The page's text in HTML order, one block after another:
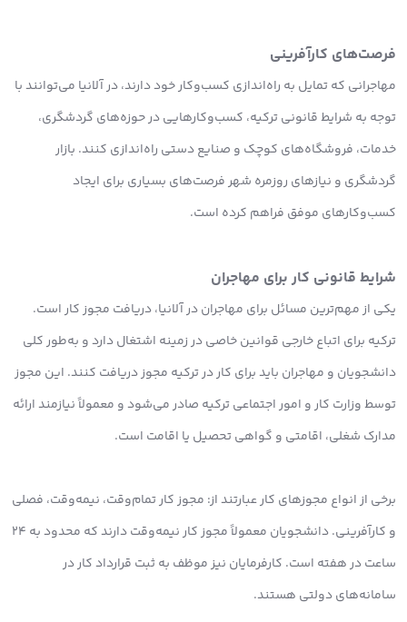
فرصت‌های کارآفرینی
مهاجرانی که تمایل به راه‌اندازی کسب‌وکار خود دارند، در آلانیا می‌توانند با
توجه به شرایط قانونی ترکیه، کسب‌وکارهایی در حوزه‌های گردشگری،
خدمات، فروشگاه‌های کوچک و صنایع دستی راه‌اندازی کنند. بازار
گردشگری و نیازهای روزمره شهر فرصت‌های بسیاری برای ایجاد
کسب‌وکارهای موفق فراهم کرده است.
شرایط قانونی کار برای مهاجران
یکی از مهم‌ترین مسائل برای مهاجران در آلانیا، دریافت مجوز کار است.
ترکیه برای اتباع خارجی قوانین خاصی در زمینه اشتغال دارد و به‌طور کلی
دانشجویان و مهاجران باید برای کار در ترکیه مجوز دریافت کنند. این مجوز
توسط وزارت کار و امور اجتماعی ترکیه صادر می‌شود و معمولاً نیازمند ارائه
مدارک شغلی، اقامتی و گواهی تحصیل یا اقامت است.
برخی از انواع مجوزهای کار عبارتند از: مجوز کار تمام‌وقت، نیمه‌وقت، فصلی
و کارآفرینی. دانشجویان معمولاً مجوز کار نیمه‌وقت دارند که محدود به ۲۴
ساعت در هفته است. کارفرمایان نیز موظف به ثبت قرارداد کار در
سامانه‌های دولتی هستند.